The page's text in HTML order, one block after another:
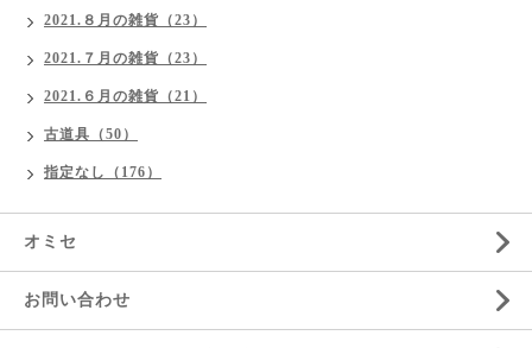
2021.８月の雑貨（23）
2021.７月の雑貨（23）
2021.６月の雑貨（21）
古道具（50）
指定なし（176）
オミセ
お問い合わせ